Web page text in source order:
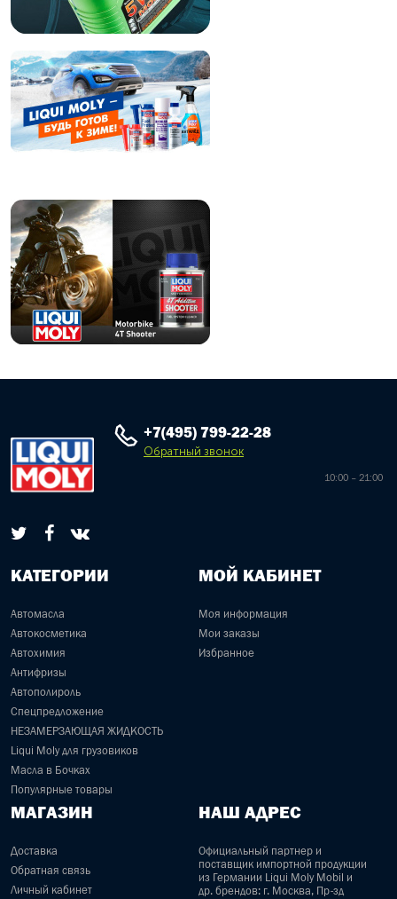
+7(495) 799-22-28
Обратный звонок
10:00 – 21:00
КАТЕГОРИИ
Автомасла
Автокосметика
Автохимия
Антифризы
Автополироль
Спецпредложение
НЕЗАМЕРЗАЮЩАЯ ЖИДКОСТЬ
Liqui Moly для грузовиков
Масла в Бочках
Популярные товары
МОЙ КАБИНЕТ
Моя информация
Мои заказы
Избранное
МАГАЗИН
Доставка
Обратная связь
Личный кабинет
НАШ АДРЕС
Официальный партнер и
поставщик импортной продукции
из Германии Liqui Moly Mobil и
др. брендов: г. Москва, Пр-зд